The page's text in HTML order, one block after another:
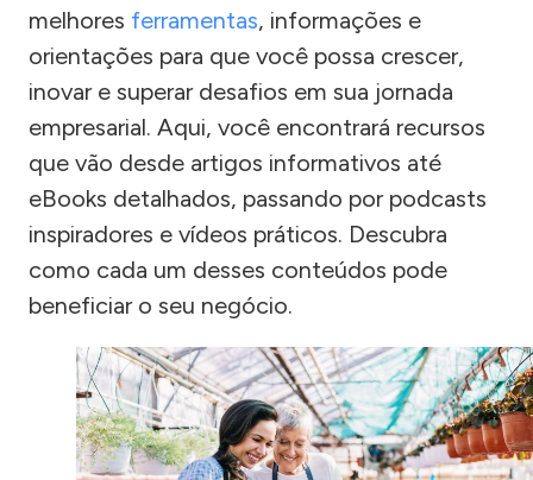
melhores ferramentas, informações e
orientações para que você possa crescer,
inovar e superar desafios em sua jornada
empresarial. Aqui, você encontrará recursos
que vão desde artigos informativos até
eBooks detalhados, passando por podcasts
inspiradores e vídeos práticos. Descubra
como cada um desses conteúdos pode
beneficiar o seu negócio.